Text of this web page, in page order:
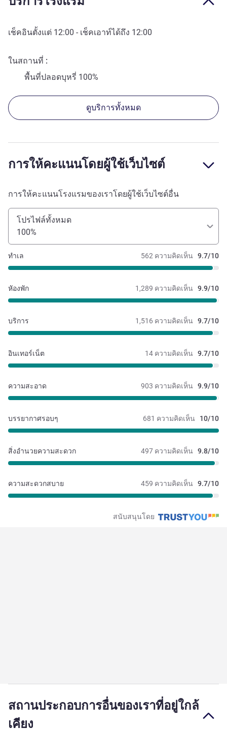
เช็คอินตั้งแต่ 12:00 - เช็คเอาท์ได้ถึง 12:00
ในสถานที่
พื้นที่ปลอดบุหรี่ 100%
ดูบริการทั้งหมด
การให้คะแนนโดยผู้ใช้เว็บไซต์
การให้คะแนนโรงแรมของเราโดยผู้ใช้เว็บไซต์อื่น
โปรไฟล์ทั้งหมด
100%
562 ความคิดเห็น 9.7/10
ทำเล
1,289 ความคิดเห็น 9.9/10
หัองพัก
1,516 ความคิดเห็น 9.7/10
บริการ
14 ความคิดเห็น 9.7/10
อินเทอร์เน็ต
903 ความคิดเห็น 9.9/10
ความสะอาด
681 ความคิดเห็น 10/10
บรรยากาศรอบๆ
497 ความคิดเห็น 9.8/10
สิ่งอำนวยความสะดวก
459 ความคิดเห็น 9.7/10
ความสะดวกสบาย
สนับสนุนโดย
สถานประกอบการอื่นของเราที่อยู่ใกล้
เคียง